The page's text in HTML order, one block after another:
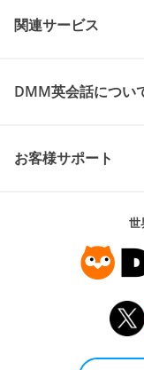
関連サービス
DMM英会話につい
お客様サポート
世